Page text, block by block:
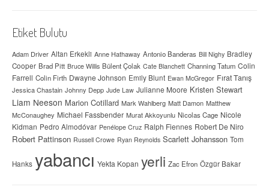
Etiket Bulutu
Adam Driver Altan Erkekli Anne Hathaway Antonio Banderas Bill Nighy Bradley
Cooper Brad Pitt Bruce Willis Bülent Çolak Cate Blanchett Channing Tatum Colin
Farrell Colin Firth Dwayne Johnson Emily Blunt Ewan McGregor Fırat Tanış
Jessica Chastain Johnny Depp Jude Law Julianne Moore Kristen Stewart
Liam Neeson Marion Cotillard Mark Wahlberg Matt Damon Matthew
McConaughey Michael Fassbender Murat Akkoyunlu Nicolas Cage Nicole
Kidman Pedro Almodóvar Penélope Cruz Ralph Fiennes Robert De Niro
Robert Pattinson Russell Crowe Ryan Reynolds Scarlett Johansson Tom
Hanks yabancı Yekta Kopan yerli Zac Efron Özgür Bakar